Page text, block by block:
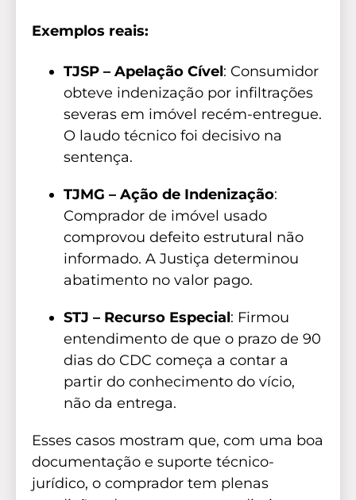
Exemplos reais:
TJSP – Apelação Cível: Consumidor
obteve indenização por infiltrações
severas em imóvel recém-entregue.
O laudo técnico foi decisivo na
sentença.
TJMG – Ação de Indenização:
Comprador de imóvel usado
comprovou defeito estrutural não
informado. A Justiça determinou
abatimento no valor pago.
STJ – Recurso Especial: Firmou
entendimento de que o prazo de 90
dias do CDC começa a contar a
partir do conhecimento do vício,
não da entrega.
Esses casos mostram que, com uma boa
documentação e suporte técnico-
jurídico, o comprador tem plenas